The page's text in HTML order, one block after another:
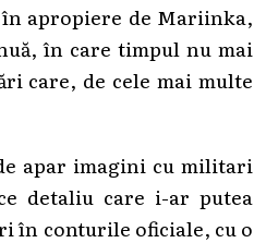
în apropiere de Mariinka,
în care timpul nu mai
care, de cele mai multe
apar imagini cu militari
detaliu care i-ar putea
în conturile oficiale, cu o